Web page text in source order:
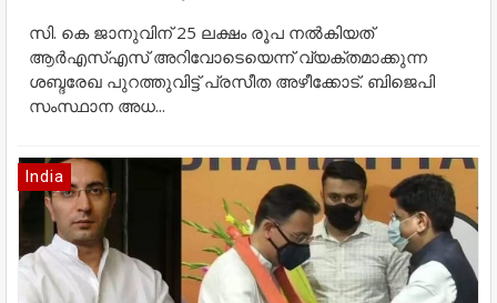
സി. കെ ജാനുവിന് 25 ലക്ഷം രൂപ നല്‍കിയത്
ആര്‍എസ്എസ് അറിവോടെയെന്ന് വ്യക്തമാക്കുന്ന
ശബ്ദരേഖ പുറത്തുവിട്ട് പ്രസീത അഴീക്കോട്. ബിജെപി
സംസ്ഥാന അധ...
India